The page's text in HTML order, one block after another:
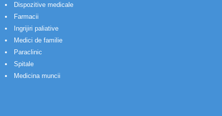
Dispozitive medicale
Farmacii
Ingrijiri paliative
Medici de familie
Paraclinic
Spitale
Medicina muncii